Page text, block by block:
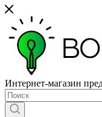
Интернет-магазин